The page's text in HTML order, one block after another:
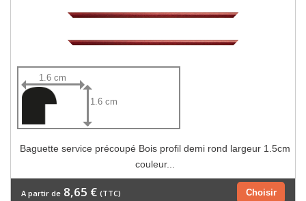
1.6 cm
1.6 cm
Baguette service précoupé Bois profil demi rond largeur 1.5cm
couleur...
Choisir
A partir de 8,65 € (TTC)